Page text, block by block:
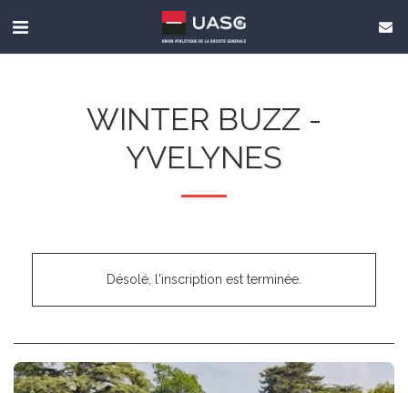
WINTER BUZZ -
YVELYNES
Désolé, l'inscription est terminée.